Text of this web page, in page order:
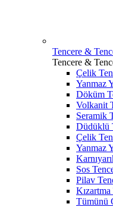
Tencere &
Tencere &
Çelik
Yanmaz
Döküm
Volkanit
Seramik
Düdüklü
Çelik
Yanmaz
Sos
Pilav
Kızartma
Tümünü